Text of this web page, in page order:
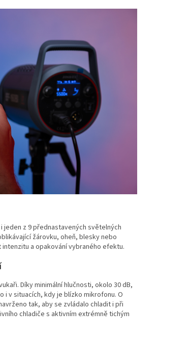
jeden z 9 přednastavených světelných
žárovku, oheň, blesky nebo
a opakování vybraného efektu.
Díky minimální hlučnosti, okolo 30 dB,
i v situacích, kdy je blízko mikrofonu. O
tak, aby se zvládalo chladit i při
chladiče s aktivním extrémně tichým